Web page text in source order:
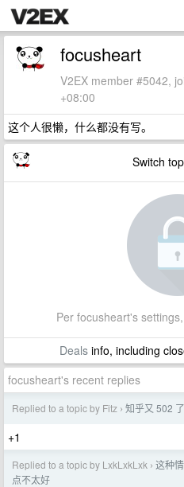
focusheart
V2EX member #5042,
+08:00
这个人很懒，什么都没有写。
Switch
Per focusheart's
Dealsinfo, including
focusheart's recent replies
Replied to a topic by Fitz › 知乎又 502 了
+1
Replied to a topic by LxkLxkLxk › 这种
点不太好